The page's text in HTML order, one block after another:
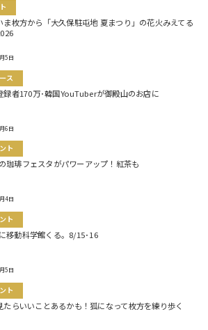
ま枚方から「大久保駐屯地 夏まつり」の花火みえてる
5日
ス
録者170万･韓国YouTuberが御殿山のお店に
6日
ト
珈琲フェスタがパワーアップ！紅茶も
4日
ト
移動科学館くる。8/15･16
5日
ト
たらいいことあるかも！狐になって枚方を練り歩く